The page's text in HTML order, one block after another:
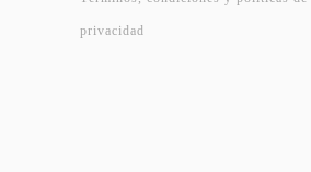
privacidad